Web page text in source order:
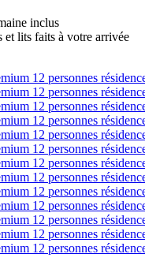
inclus
lits faits à votre arrivée